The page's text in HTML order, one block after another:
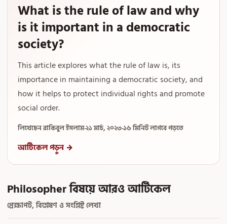
What is the rule of law and why
is it important in a democratic
society?
This article explores what the rule of law is, its
importance in maintaining a democratic society, and
how it helps to protect individual rights and promote
social order.
লিখেছেন রাকিবুল ইসলাম·২১ মার্চ, ২০২৩·১৬ মিনিট লাগবে পড়তে
আর্টিকেল পড়ুন →
Philosopher বিষয়ে আরও আর্টিকেল
প্রেক্ষাপট, বিশ্লেষণ ও সংশ্লিষ্ট লেখা